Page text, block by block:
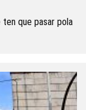
ten que pasar pola